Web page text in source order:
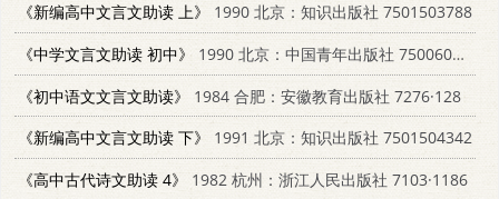
《新编高中文言文助读 上》
1990 北京：知识出版社 7501503788
《中学文言文助读 初中》 1990 北京：中国青年出版社 7500608179
《初中语文文言文助读》
1984 合肥：安徽教育出版社 7276·128
《新编高中文言文助读 下》
1991 北京：知识出版社 7501504342
《高中古代诗文助读 4》
1982 杭州：浙江人民出版社 7103·1186